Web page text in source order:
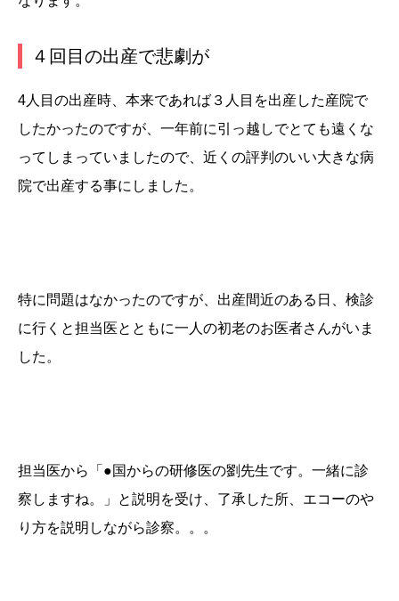
４回目の出産で悲劇が
4人目の出産時、本来であれば３人目を出産した産院で
したかったのですが、一年前に引っ越しでとても遠くな
ってしまっていましたので、近くの評判のいい大きな病
院で出産する事にしました。
特に問題はなかったのですが、出産間近のある日、検診
に行くと担当医とともに一人の初老のお医者さんがいま
した。
担当医から「●国からの研修医の劉先生です。一緒に診
察しますね。」と説明を受け、了承した所、エコーのや
り方を説明しながら診察。。。